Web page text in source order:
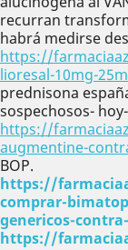
recurran
habrá medirse
https://
lioresal-10mg-
prednisona
sospechosos-
https://
augmentine-
BOP.
https://
comprar-
genericos-
https://